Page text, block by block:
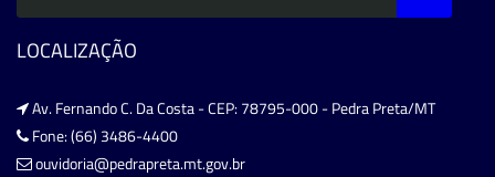
LOCALIZAÇÃO
Av. Fernando C. Da Costa - CEP: 78795-000 - Pedra Preta/MT
Fone: (66) 3486-4400
ouvidoria@pedrapreta.mt.gov.br